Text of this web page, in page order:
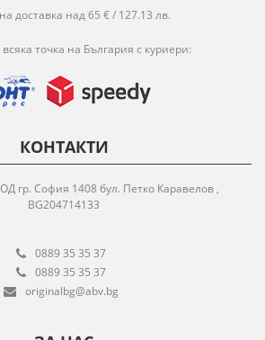
доставка над 65 € / 127.13 лв.
точка на България с куриери:
КОНТАКТИ
гр. София 1408 бул. Петко Каравелов ,
BG204714133
0889 35 35 37
0889 35 35 37
originalbg@abv.bg